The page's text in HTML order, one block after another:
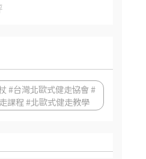
#台灣北歐式健走協會 #
課程 #北歐式健走教學